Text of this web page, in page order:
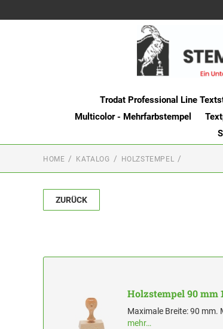
Trodat Professional Line
Multicolor - Mehrfarbstempel
HOME KATALOG HOLZSTEMPEL
ZURÜCK
Holzstempel 90 mm
Maximale Breite: 90 mm.
mehr…